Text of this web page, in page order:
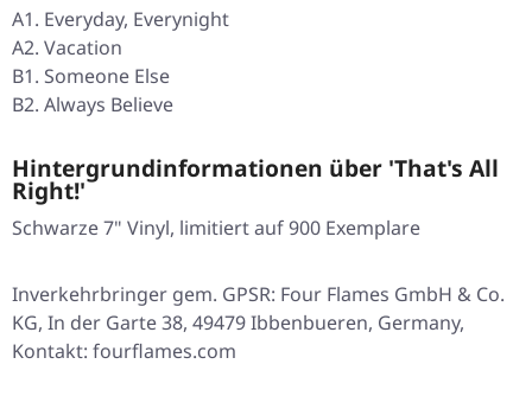
A1. Everyday, Everynight
A2. Vacation
B1. Someone Else
B2. Always Believe
Hintergrundinformationen über 'That's All
Right!'
Schwarze 7" Vinyl, limitiert auf 900 Exemplare
Inverkehrbringer gem. GPSR: Four Flames GmbH & Co.
KG, In der Garte 38, 49479 Ibbenbueren, Germany,
Kontakt: fourflames.com